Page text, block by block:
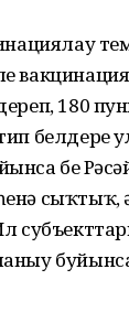
180
белдерҙе
беҙ
сыҡтыҡ,